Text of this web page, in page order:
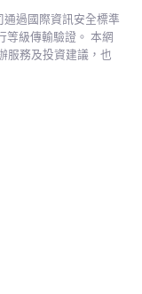
通過國際資訊安全標準
等級傳輸驗證。 本網
服務及投資建議，也